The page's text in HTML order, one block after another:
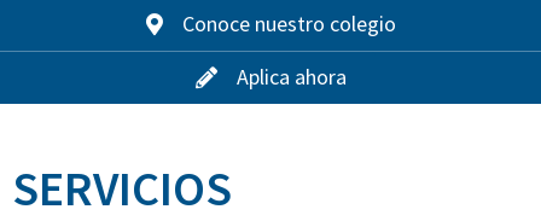
Conoce nuestro colegio
Aplica ahora
SERVICIOS